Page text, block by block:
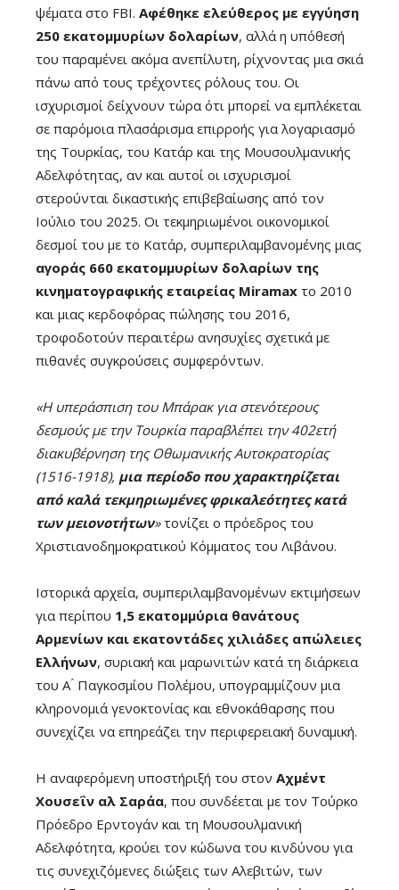
ψέματα στο FBI. Αφέθηκε ελεύθερος με εγγύηση
250 εκατομμυρίων δολαρίων, αλλά η υπόθεσή
του παραμένει ακόμα ανεπίλυτη, ρίχνοντας μια σκιά
πάνω από τους τρέχοντες ρόλους του. Οι
ισχυρισμοί δείχνουν τώρα ότι μπορεί να εμπλέκεται
σε παρόμοια πλασάρισμα επιρροής για λογαριασμό
της Τουρκίας, του Κατάρ και της Μουσουλμανικής
Αδελφότητας, αν και αυτοί οι ισχυρισμοί
στερούνται δικαστικής επιβεβαίωσης από τον
Ιούλιο του 2025. Οι τεκμηριωμένοι οικονομικοί
δεσμοί του με το Κατάρ, συμπεριλαμβανομένης μιας
αγοράς 660 εκατομμυρίων δολαρίων της
κινηματογραφικής εταιρείας Miramax το 2010
και μιας κερδοφόρας πώλησης του 2016,
τροφοδοτούν περαιτέρω ανησυχίες σχετικά με
πιθανές συγκρούσεις συμφερόντων.
«Η υπεράσπιση του Μπάρακ για στενότερους
δεσμούς με την Τουρκία παραβλέπει την 402ετή
διακυβέρνηση της Οθωμανικής Αυτοκρατορίας
(1516-1918), μια περίοδο που χαρακτηρίζεται
από καλά τεκμηριωμένες φρικαλεότητες κατά
των μειονοτήτων»τονίζει ο πρόεδρος του
Χριστιανοδημοκρατικού Κόμματος του Λιβάνου.
Ιστορικά αρχεία, συμπεριλαμβανομένων εκτιμήσεων
για περίπου 1,5 εκατομμύρια θανάτους
Αρμενίων και εκατοντάδες χιλιάδες απώλειες
Ελλήνων, συριακή και μαρωνιτών κατά τη διάρκεια
του Α ́ Παγκοσμίου Πολέμου, υπογραμμίζουν μια
κληρονομιά γενοκτονίας και εθνοκάθαρσης που
συνεχίζει να επηρεάζει την περιφερειακή δυναμική.
Η αναφερόμενη υποστήριξή του στον Αχμέντ
Χουσεΐν αλ Σαράα, που συνδέεται με τον Τούρκο
Πρόεδρο Ερντογάν και τη Μουσουλμανική
Αδελφότητα, κρούει τον κώδωνα του κινδύνου για
τις συνεχιζόμενες διώξεις των Αλεβιτών, των